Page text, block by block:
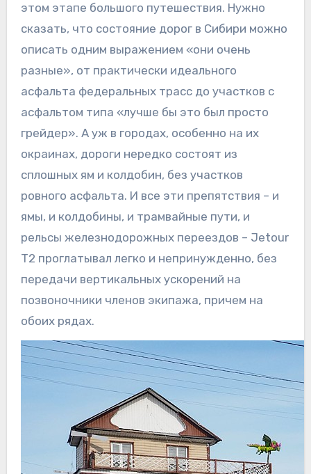
этом этапе большого путешествия. Нужно
сказать, что состояние дорог в Сибири можно
описать одним выражением «они очень
разные», от практически идеального
асфальта федеральных трасс до участков с
асфальтом типа «лучше бы это был просто
грейдер». А уж в городах, особенно на их
окраинах, дороги нередко состоят из
сплошных ям и колдобин, без участков
ровного асфальта. И все эти препятствия – и
ямы, и колдобины, и трамвайные пути, и
рельсы железнодорожных переездов – Jetour
T2 проглатывал легко и непринужденно, без
передачи вертикальных ускорений на
позвоночники членов экипажа, причем на
обоих рядах.